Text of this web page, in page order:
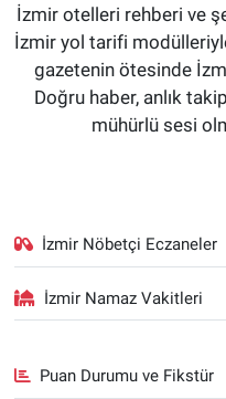
İzmir otelleri rehberi ve
İzmir yol tarifi
gazetenin ötesinde
Doğru haber, anlık
mühürlü sesi
İzmir Nöbetçi Eczaneler
İzmir Namaz Vakitleri
Puan Durumu ve Fikstür